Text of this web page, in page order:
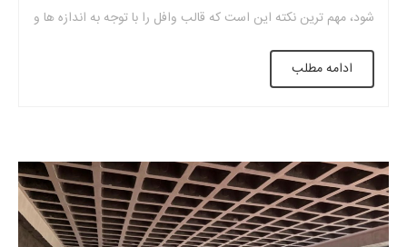
شود، مهم ترین نکته این است که قالب وافل را با توجه به اندازه ها و
ابعاد مختلف انتخاب کنید. قالب های وافل از پلاستیک و پایه پلی
پروپیلن […]
ادامه مطلب